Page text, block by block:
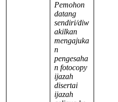
Pemohon
datang
sendiri/diw
akilkan
mengajuka
n
pengesaha
n fotocopy
ijazah
disertai
ijazah